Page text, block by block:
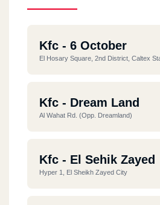
Kfc - 6 October
El Hosary Square, 2nd District, Caltex
Kfc - Dream Land
Al Wahat Rd. (opp. Dreamland)
Kfc - El Sehik Zayed
Hyper 1, El Sheikh Zayed City